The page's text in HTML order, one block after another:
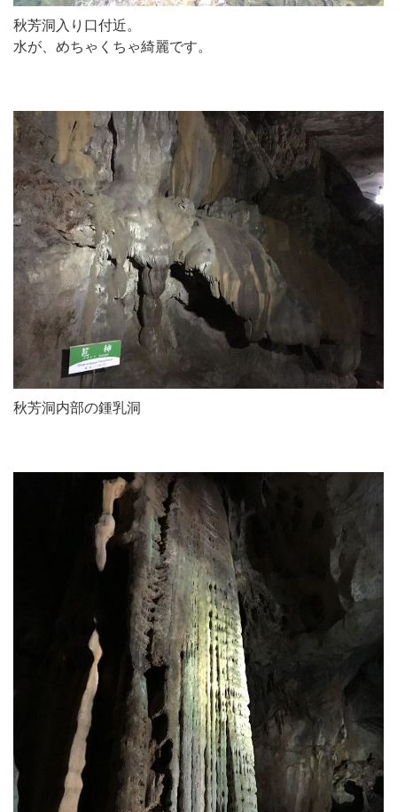
秋芳洞入り口付近。
水が、めちゃくちゃ綺麗です。
秋芳洞内部の鍾乳洞